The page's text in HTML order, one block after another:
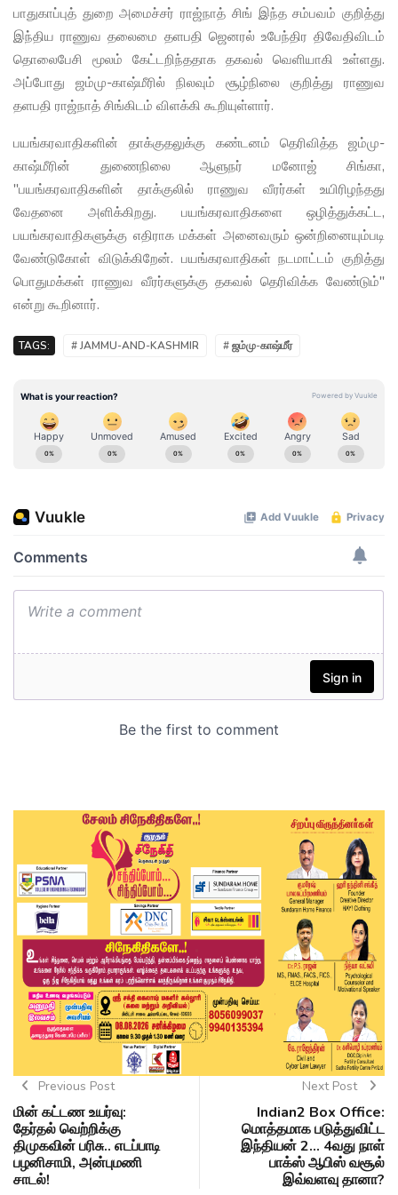
பாதுகாப்புத் துறை அமைச்சர் ராஜ்நாத் சிங் இந்த சம்பவம் குறித்து
இந்திய ராணுவ தலைமை தளபதி ஜெனரல் உபேந்திர திவேதிவிடம்
தொலைபேசி மூலம் கேட்டறிந்ததாக தகவல் வெளியாகி உள்ளது.
அப்போது ஜம்மு-காஷ்மீரில் நிலவும் சூழ்நிலை குறித்து ராணுவ
தளபதி ராஜ்நாத் சிங்கிடம் விளக்கி கூறியுள்ளார்.
பயங்கரவாதிகளின் தாக்குதலுக்கு கண்டனம் தெரிவித்த ஜம்மு-
காஷ்மீரின் துணைநிலை ஆளுநர் மனோஜ் சிங்கா,
''பயங்கரவாதிகளின் தாக்குலில் ராணுவ வீரர்கள் உயிரிழந்தது
வேதனை அளிக்கிறது. பயங்கரவாதிகளை ஒழித்துக்கட்ட,
பயங்கரவாதிகளுக்கு எதிராக மக்கள் அனைவரும் ஒன்றினையும்படி
வேண்டுகோள் விடுக்கிறேன். பயங்கரவாதிகள் நடமாட்டம் குறித்து
பொதுமக்கள் ராணுவ வீரர்களுக்கு தகவல் தெரிவிக்க வேண்டும்''
என்று கூறினார்.
TAGS: # JAMMU-AND-KASHMIR # ஜம்மு-காஷ்மீர்
Previous Post
மின் கட்டண உயர்வு:
தேர்தல் வெற்றிக்கு
திமுகவின் பரிசு.. எடப்பாடி
பழனிசாமி, அன்புமணி
சாடல்!
Next Post
Indian2 Box Office:
மொத்தமாக படுத்துவிட்ட
இந்தியன் 2... 4வது நாள்
பாக்ஸ் ஆபிஸ் வசூல்
இவ்வளவு தானா?